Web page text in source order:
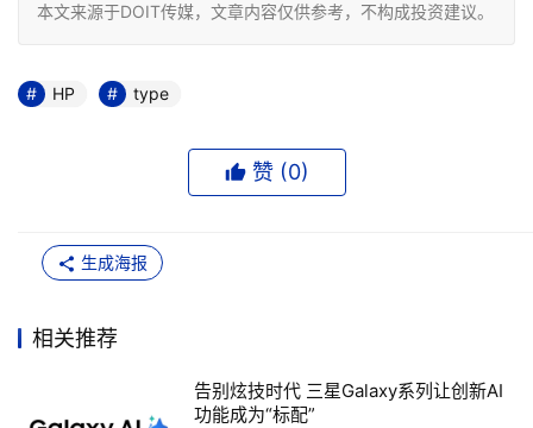
本文来源于DOIT传媒，文章内容仅供参考，不构成投资建议。
HP type
赞 (0)
生成海报
相关推荐
告别炫技时代 三星Galaxy系列让创新AI
功能成为“标配”